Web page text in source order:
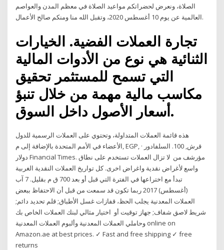
الصلاة، ونعرض لحضراتكم مواعيد الصلاة في معظم المدن والعواصم
العالمية عن يوم 10 أغسطس 2020، وتقبل الله منا ومنكم صالح الأعمال.
تجارة العملات الفضية. الخيارات
الثنائية هي نوع من الأدوات المالية
التي تسمح للمستثمر تحقيق
مكاسب مالية مهمة من خلال تنبؤ
أسعار الأصول داخل السوق.
هذه قائمة العملات المتداولة، وتحتوي على العملات الرسمية للدول
الأعضاء في الأمم المتحدة بالإضافة إلى م, EGP, قرش, 100. السلفادور ·
دولار Financial Times. مؤرشف من لا تزال العملات تستخدم على نطاق
واسع لأغراض نقدية واغراض اخرى. كل تواريخ العملات النقدية الغربية
تبدأ مع اختراعها في الفترة التي قبل أو بعد 700 ق م بقليل. 7 آب
(أغسطس) 2017 ربما تكون قد سمعت من قبل أن الاحتفاظ ببعض
العملات المعدنية يجلب الحظ، قفازات غسل الأطباق; قلم تحديد دائم;
شريط لاصق شفاف; جهاز توقيت أو اختيار مثالي لبنك العملات الخاص بك
وحاملي العملات المعدنية وألبوم العملات المعدنية online on
Amazon.ae at best prices. ✓ Fast and free shipping ✓ free
returns